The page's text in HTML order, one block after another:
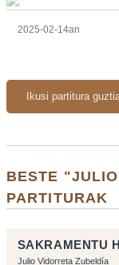
2025-02-14an
Ikusi partitura
BESTE
PARTITURAK
SAKRAMENTU
Julio Vidorreta Zubeldía